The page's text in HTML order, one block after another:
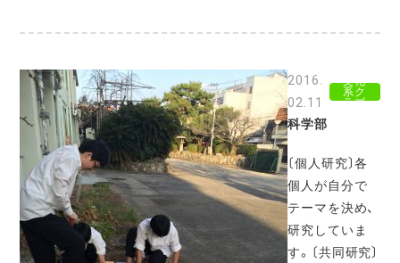
2016.
02.11
文化
系ク
ラブ
科学部
〔個人研究〕各
個人が自分で
テーマを決め、
研究していま
す。〔共同研究〕